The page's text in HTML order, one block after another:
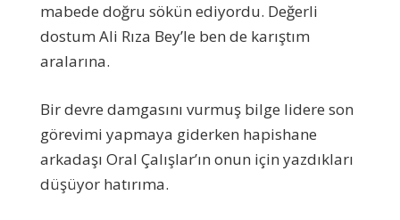
mabede doğru sökün ediyordu. Değerli
dostum Ali Rıza Bey’le ben de karıştım
aralarına.
Bir devre damgasını vurmuş bilge lidere son
görevimi yapmaya giderken hapishane
arkadaşı Oral Çalışlar’ın onun için yazdıkları
düşüyor hatırıma.